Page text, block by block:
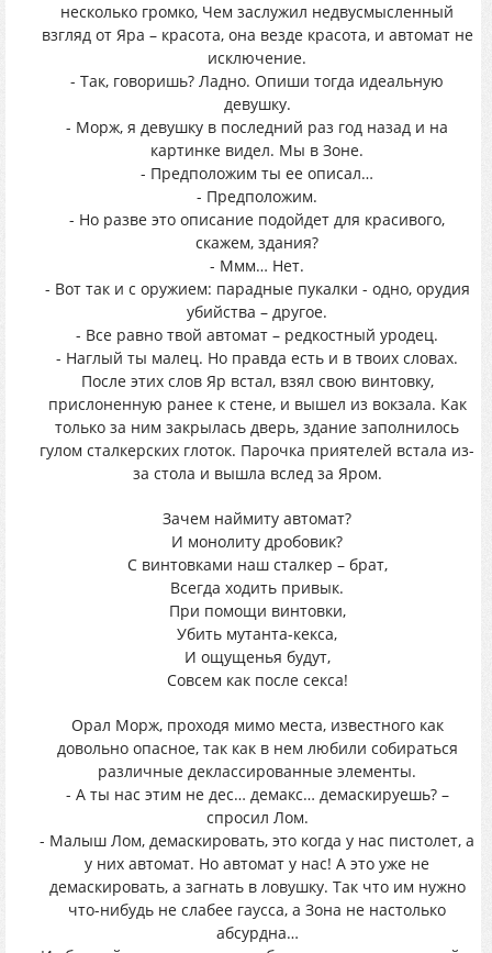
несколько громко, Чем заслужил недвусмысленный
взгляд от Яра – красота, она везде красота, и автомат не
исключение.
- Так, говоришь? Ладно. Опиши тогда идеальную
девушку.
- Морж, я девушку в последний раз год назад и на
картинке видел. Мы в Зоне.
- Предположим ты ее описал…
- Предположим.
- Но разве это описание подойдет для красивого,
скажем, здания?
- Ммм… Нет.
- Вот так и с оружием: парадные пукалки - одно, орудия
убийства – другое.
- Все равно твой автомат – редкостный уродец.
- Наглый ты малец. Но правда есть и в твоих словах.
После этих слов Яр встал, взял свою винтовку,
прислоненную ранее к стене, и вышел из вокзала. Как
только за ним закрылась дверь, здание заполнилось
гулом сталкерских глоток. Парочка приятелей встала из-
за стола и вышла вслед за Яром.
Зачем наймиту автомат?
И монолиту дробовик?
С винтовками наш сталкер – брат,
Всегда ходить привык.
При помощи винтовки,
Убить мутанта-кекса,
И ощущенья будут,
Совсем как после секса!
Орал Морж, проходя мимо места, известного как
довольно опасное, так как в нем любили собираться
различные деклассированные элементы.
- А ты нас этим не дес… демакс… демаскируешь? –
спросил Лом.
- Малыш Лом, демаскировать, это когда у нас пистолет, а
у них автомат. Но автомат у нас! А это уже не
демаскировать, а загнать в ловушку. Так что им нужно
что-нибудь не слабее гаусса, а Зона не настолько
абсурдна…